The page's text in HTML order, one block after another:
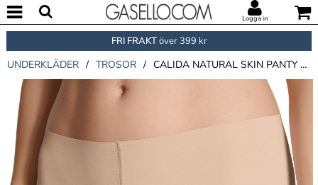
Logga in
FRI FRAKTöver 399 kr
UNDERKLÄDER / TROSOR / CALIDA NATURAL SKIN PANTY SHORT LEG